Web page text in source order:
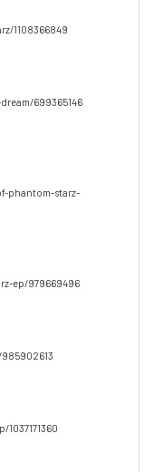
1108366849
699365146
phantom-starz-
ep/979669496